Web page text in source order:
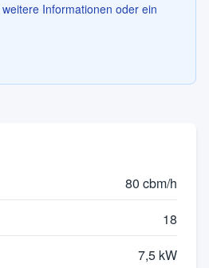
Informationen oder ein
80 cbm/h
18
7,5 kW